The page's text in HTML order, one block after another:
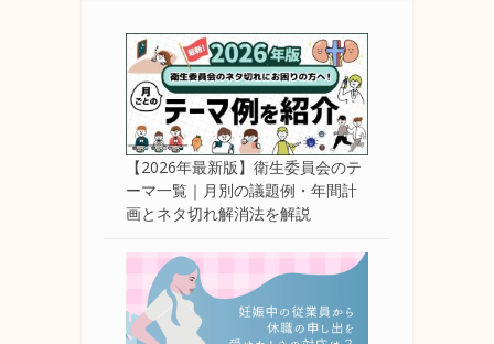
【2026年最新版】衛生委員会のテ
ーマ一覧｜月別の議題例・年間計
画とネタ切れ解消法を解説